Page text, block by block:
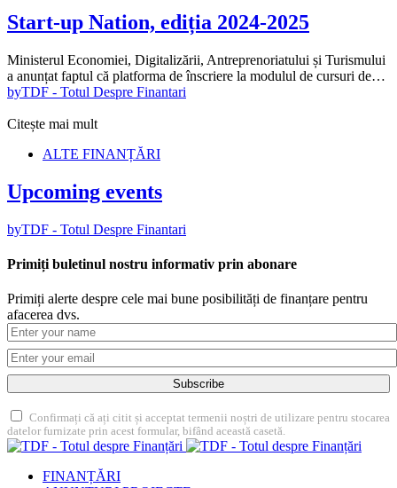
Start-up Nation, ediția 2024-2025
Ministerul Economiei, Digitalizării, Antreprenoriatului și Turismului
a anunțat faptul că platforma de înscriere la modulul de cursuri de…
byTDF - Totul Despre Finantari
Citește mai mult
ALTE FINANȚĂRI
Upcoming events
byTDF - Totul Despre Finantari
Primiți buletinul nostru informativ prin abonare
Primiți alerte despre cele mai bune posibilități de finanțare pentru
afacerea dvs.
Subscribe
Confirmați că ați citit și acceptat termenii noștri de utilizare pentru stocarea
datelor furnizate prin acest formular, bifând această casetă.
FINANȚĂRI